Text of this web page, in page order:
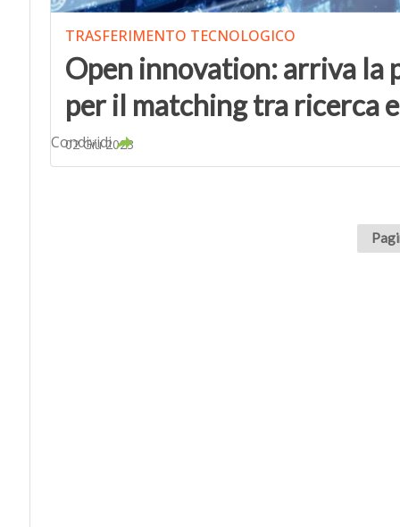
TRASFERIMENTO TECNOLOGICO
Open innovation: arriva la
per il matching tra ricerca
02 Giu 2023
Condividi